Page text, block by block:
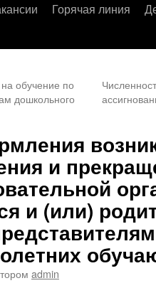
Горячая линия
обучение по
дошкольного
и
и (или)
admin